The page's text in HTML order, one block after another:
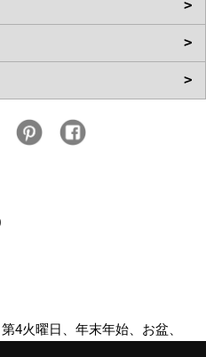
4火曜日、年末年始、お盆、